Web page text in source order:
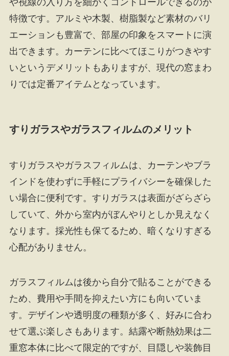
や視線の入り方を細かくコントロールできるのが
特徴です。アルミや木製、樹脂製など素材のバリ
エーションも豊富で、部屋の印象をスマートに演
出できます。カーテンに比べてほこりがつきやす
いというデメリットもありますが、現代の窓まわ
りでは定番アイテムとなっています。
すりガラスやガラスフィルムのメリット
すりガラスやガラスフィルムは、カーテンやブラ
インドを使わずに手軽にプライバシーを確保した
い場合に便利です。すりガラスは表面がざらざら
していて、外から室内がぼんやりとしか見えなく
なります。採光性も保てるため、暗くなりすぎる
心配がありません。
ガラスフィルムは後から自分で貼ることができる
ため、費用や手間を抑えたい方にも向いていま
す。デザインや透明度の種類が多く、好みに合わ
せて選ぶ楽しさもあります。結露や断熱効果は二
重窓本体に比べて限定的ですが、目隠しや装飾目